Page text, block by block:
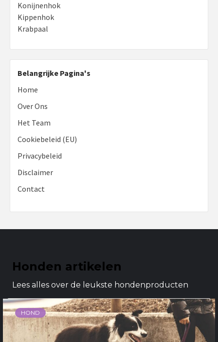
Konijnenhok
Kippenhok
Krabpaal
Belangrijke Pagina's
Home
Over Ons
Het Team
Cookiebeleid (EU)
Privacybeleid
Disclaimer
Contact
Honden artikelen
Lees alles over de leukste hondenproducten
HOND